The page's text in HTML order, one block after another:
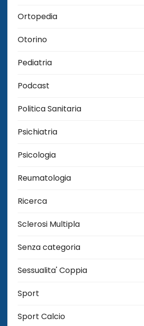
Ortopedia
Otorino
Pediatria
Podcast
Politica Sanitaria
Psichiatria
Psicologia
Reumatologia
Ricerca
Sclerosi Multipla
Senza categoria
Sessualita' Coppia
Sport
Sport Calcio